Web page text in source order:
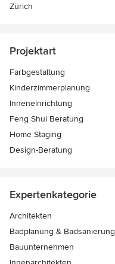
Zürich
Projektart
Farbgestaltung
Kinderzimmerplanung
Inneneinrichtung
Feng Shui Beratung
Home Staging
Design-Beratung
Expertenkategorie
Architekten
Badplanung & Badsanierung
Bauunternehmen